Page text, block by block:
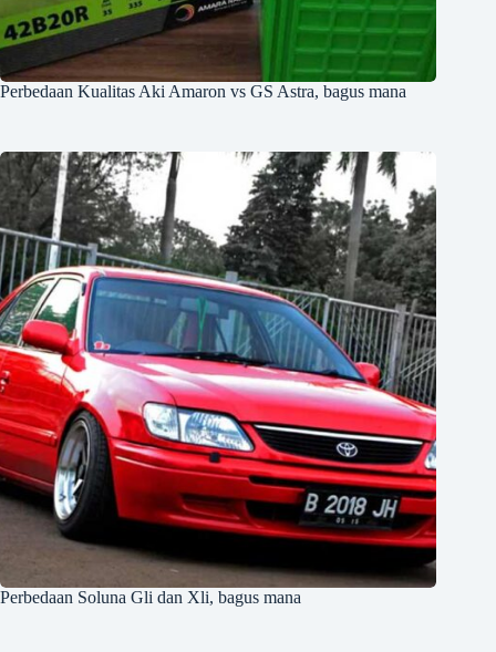
Perbedaan Kualitas Aki Amaron vs GS Astra, bagus mana
Perbedaan Soluna Gli dan Xli, bagus mana